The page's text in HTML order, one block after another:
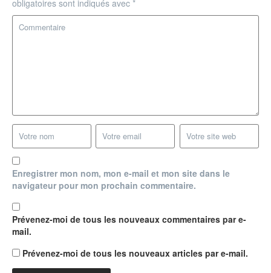
obligatoires sont indiqués avec *
Enregistrer mon nom, mon e-mail et mon site dans le
navigateur pour mon prochain commentaire.
Prévenez-moi de tous les nouveaux commentaires par e-
mail.
Prévenez-moi de tous les nouveaux articles par e-mail.